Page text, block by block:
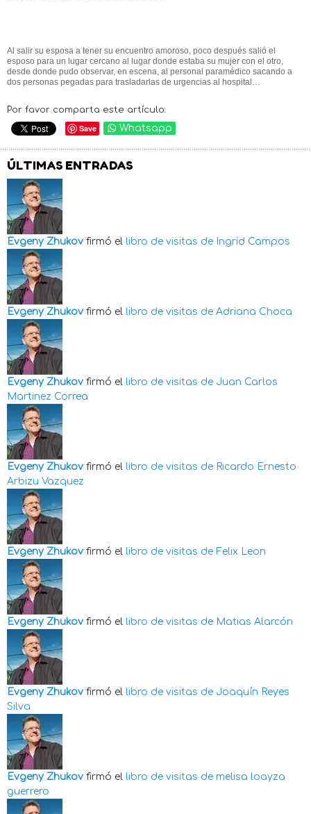
Al salir su esposa a tener su encuentro amoroso, poco después salió el
esposo para un lugar cercano al lugar donde estaba su mujer con el otro,
desde donde pudo observar, en escena, al personal paramédico sacando a
dos personas pegadas para trasladarlas de urgencias al hospital…
Por favor comparta este artículo:
Save Whatsapp
ÚLTIMAS ENTRADAS
Evgeny Zhukov firmó el libro de visitas de Ingrid Campos
Evgeny Zhukov firmó el libro de visitas de Adriana Choca
Evgeny Zhukov firmó el libro de visitas de Juan Carlos
Martinez Correa
Evgeny Zhukov firmó el libro de visitas de Ricardo Ernesto
Arbizu Vazquez
Evgeny Zhukov firmó el libro de visitas de Felix Leon
Evgeny Zhukov firmó el libro de visitas de Matias Alarcón
Evgeny Zhukov firmó el libro de visitas de Joaquín Reyes
Silva
Evgeny Zhukov firmó el libro de visitas de melisa loayza
guerrero